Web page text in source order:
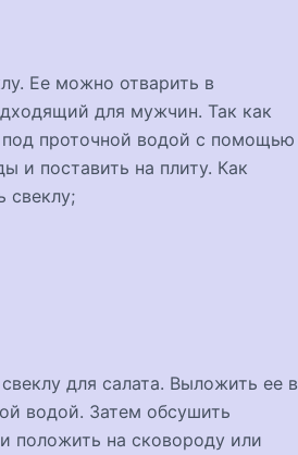
Ее можно отварить в
для мужчин. Так как
проточной водой с помощью
и поставить на плиту. Как
свеклу;
для салата. Выложить ее в
водой. Затем обсушить
положить на сковороду или